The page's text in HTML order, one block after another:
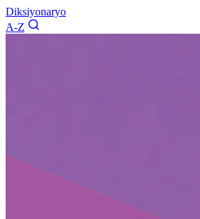
Diksiyonaryo
A-Z